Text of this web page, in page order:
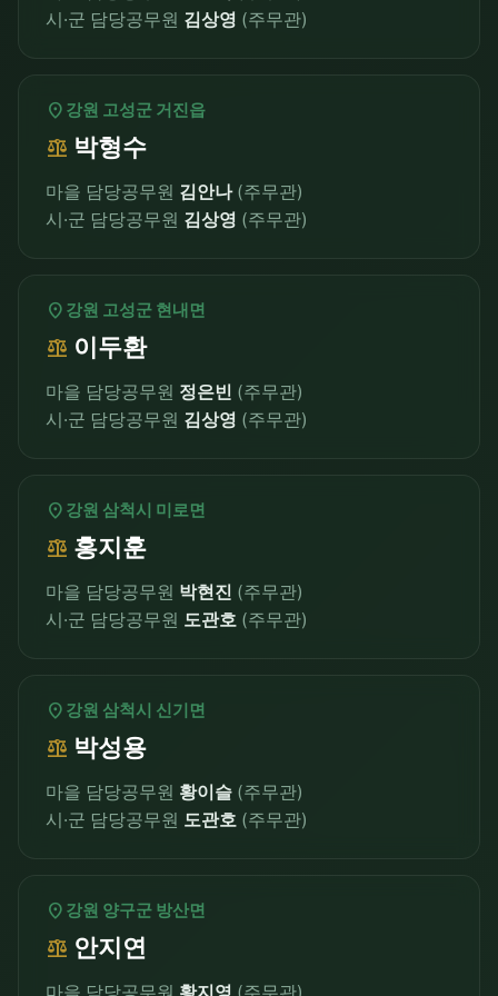
시·군 담당공무원 김상영 (주무관)
location_on 강원 고성군 거진읍
balance 박형수
마을 담당공무원 김안나(주무관)
시·군 담당공무원 김상영 (주무관)
location_on 강원 고성군 현내면
balance 이두환
마을 담당공무원 정은빈 (주무관)
시·군 담당공무원 김상영 (주무관)
location_on 강원 삼척시 미로면
balance 홍지훈
마을 담당공무원 박현진 (주무관)
시·군 담당공무원 도관호 (주무관)
location_on 강원 삼척시 신기면
balance 박성용
마을 담당공무원 황이슬 (주무관)
시·군 담당공무원 도관호 (주무관)
location_on 강원 양구군 방산면
balance 안지연